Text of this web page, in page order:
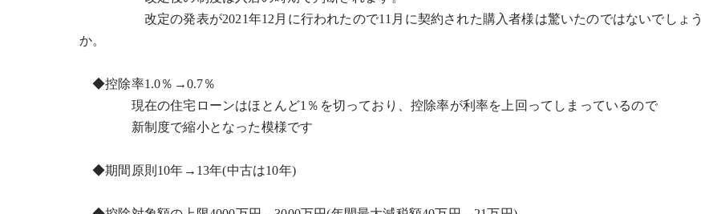
改定の発表が2021年12月に行われたので11月に契約された購入者様は驚いたのではないでしょう
か。
◆控除率1.0％→0.7％
現在の住宅ローンはほとんど1％を切っており、控除率が利率を上回ってしまっているので
新制度で縮小となった模様です
◆期間原則10年→13年(中古は10年)